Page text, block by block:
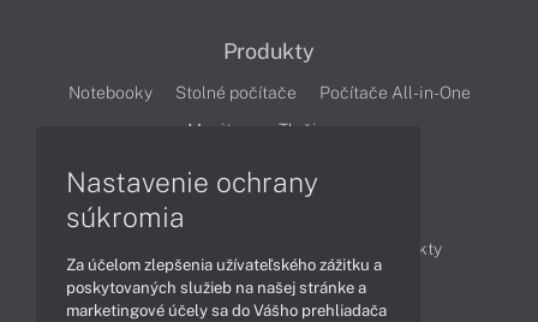
Produkty
Notebooky Stolné počítače
Počítače All-in-One
Monitory
Tlačiarne
Produkty
Technológie
Videá
Nastavenie ochrany
súkromia
Za účelom zlepšenia užívateľského zážitku a
poskytovaných služieb na našej stránke a
marketingové účely sa do Vášho prehliadača